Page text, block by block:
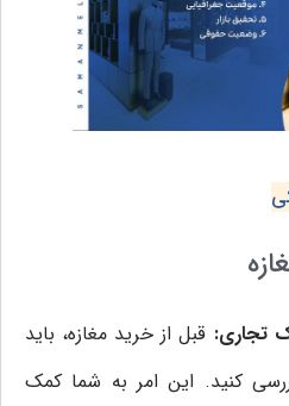
تجاری: قبل از خرید مغازه، باید
کنید. این امر به شما کمک